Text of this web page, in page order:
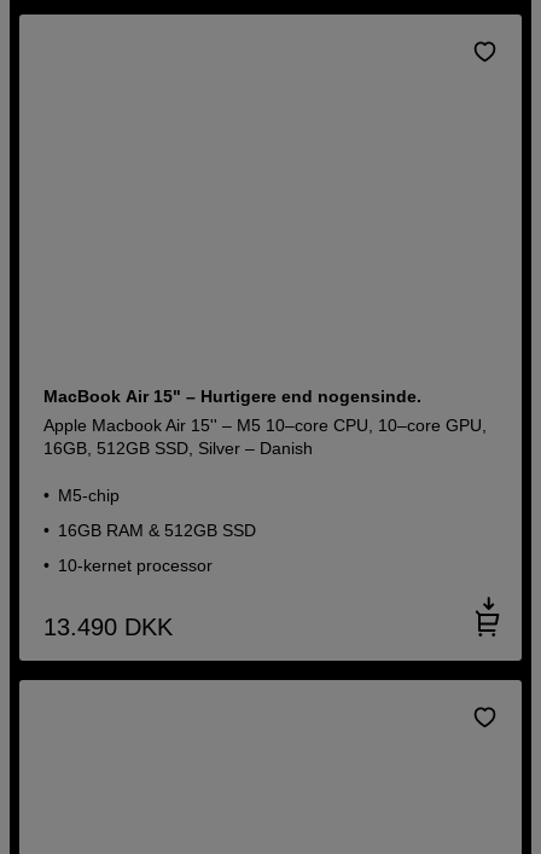
MacBook Air 15" – Hurtigere end nogensinde.
Apple Macbook Air 15'' – M5 10–core CPU, 10–core GPU,
16GB, 512GB SSD, Silver – Danish
M5-chip
16GB RAM & 512GB SSD
10-kernet processor
13.490 DKK